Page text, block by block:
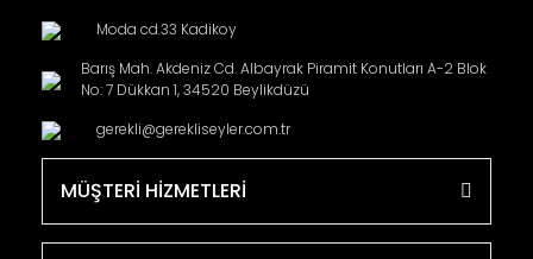
Moda cd.33 Kadikoy
Barış Mah. Akdeniz Cd. Albayrak Piramit Konutları A-2 Blok
No: 7 Dükkan 1, 34520 Beylikdüzü
gerekli@gerekliseyler.com.tr
MÜŞTERİ HİZMETLERİ